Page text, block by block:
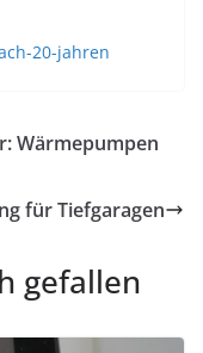
20-jahren
Wärmepumpen
für Tiefgaragen
gefallen